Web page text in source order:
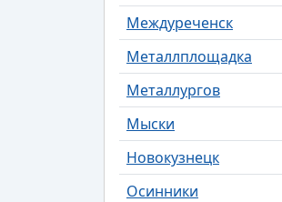
Междуреченск
Металлплощадка
Металлургов
Мыски
Новокузнецк
Осинники